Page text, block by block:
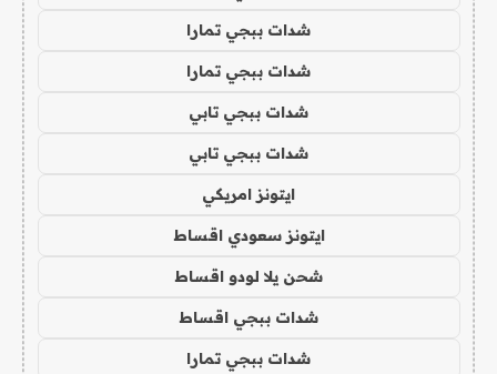
شدات ببجي تمارا
شدات ببجي تمارا
شدات ببجي تابي
شدات ببجي تابي
ايتونز امريكي
ايتونز سعودي اقساط
شحن يلا لودو اقساط
شدات ببجي اقساط
شدات ببجي تمارا